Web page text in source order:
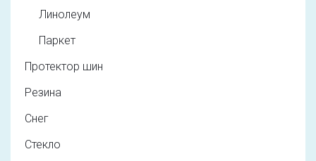
Линолеум
Паркет
Протектор шин
Резина
Снег
Стекло